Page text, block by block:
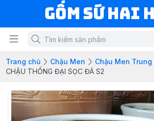
Gốm Sứ Hai
Trang chủ Chậu Men
Chậu Men Trung
CHẬU THỐNG ĐẠI SỌC ĐÁ S2